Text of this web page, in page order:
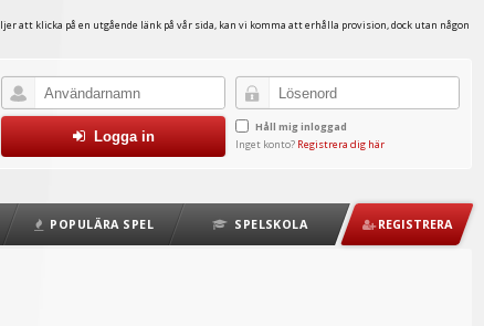
att klicka på en utgående länk på vår sida, kan vi komma att erhålla provision, dock utan någon
Håll mig inloggad
Inget konto? Registrera dig här
Logga in
POPULÄRA SPEL SPELSKOLA REGISTRERA